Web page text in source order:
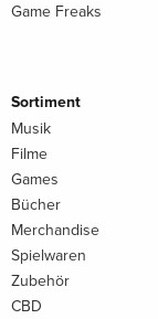
Game Freaks
Sortiment
Musik
Filme
Games
Bücher
Merchandise
Spielwaren
Zubehör
CBD